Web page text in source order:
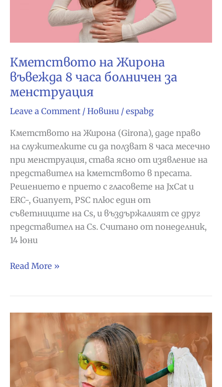
Кметството на Жирона
въвежда 8 часа болничен за
менструация
Leave a Comment / Новини / espabg
Кметството на Жирона (Girona), даде право
на служителките си да ползват 8 часа месечно
при менструация, става ясно от изявление на
представител на кметството в пресата.
Решението е прието с гласовете на JxCat и
ERC-, Guanyem, PSC плюс един от
съветниците на Cs, и въздържалият се друг
представител на Cs. Считано от понеделник,
14 юни
Кметството
часа
болничен
менструация
Read More »